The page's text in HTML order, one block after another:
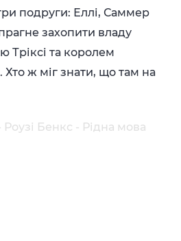
подруги: Еллі, Саммер
захопити владу
Тріксі та королем
ж міг знати, що там на
Бенкс - Рідна мова